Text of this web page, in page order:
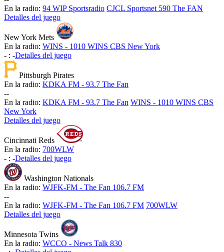
En la radio: 94 WIP Sportsradio CJCL Sportsnet 590 The FAN
Detalles del juego
New York Mets
En la radio: WINS - 1010 WINS CBS New York
- : -Detalles del juego
Pittsburgh Pirates
En la radio: KDKA FM - 93.7 The Fan
--
En la radio: KDKA FM - 93.7 The Fan WINS - 1010 WINS CBS
New York
Detalles del juego
Cincinnati Reds
En la radio: 700WLW
- : -Detalles del juego
Washington Nationals
En la radio: WJFK-FM - The Fan 106.7 FM
--
En la radio: WJFK-FM - The Fan 106.7 FM 700WLW
Detalles del juego
Minnesota Twins
En la radio: WCCO - News Talk 830